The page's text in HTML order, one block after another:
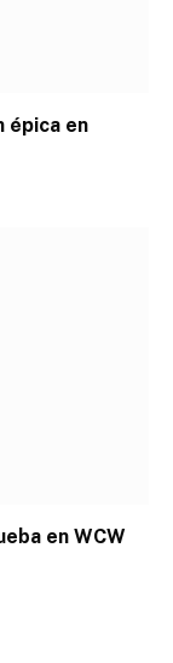
épica en
en WCW